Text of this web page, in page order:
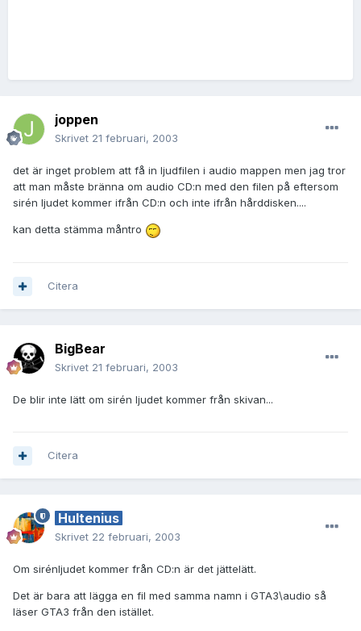
joppen
Skrivet 21 februari, 2003
det är inget problem att få in ljudfilen i audio mappen men jag tror
att man måste bränna om audio CD:n med den filen på eftersom
sirén ljudet kommer ifrån CD:n och inte ifrån hårddisken....
kan detta stämma måntro
Citera
BigBear
Skrivet 21 februari, 2003
De blir inte lätt om sirén ljudet kommer från skivan...
Citera
Hultenius
Skrivet 22 februari, 2003
Om sirénljudet kommer från CD:n är det jättelätt.
Det är bara att lägga en fil med samma namn i GTA3\audio så
läser GTA3 från den istället.